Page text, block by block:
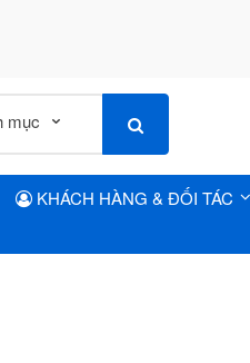
KHÁCH HÀNG & ĐỐI TÁC